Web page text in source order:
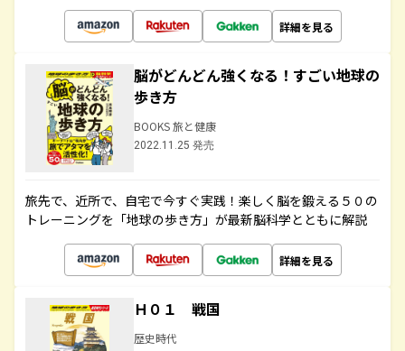
詳細を見る
脳がどんどん強くなる！すごい地球の
歩き方
BOOKS 旅と健康
2022.11.25 発売
旅先で、近所で、自宅で今すぐ実践！楽しく脳を鍛える５０の
トレーニングを「地球の歩き方」が最新脳科学とともに解説
詳細を見る
Ｈ０１ 戦国
歴史時代